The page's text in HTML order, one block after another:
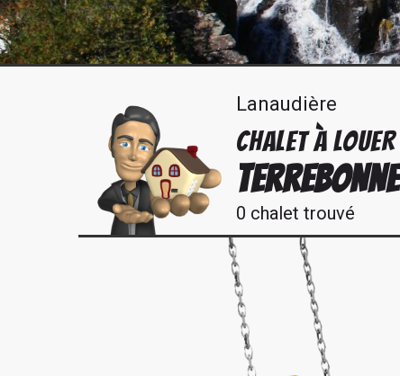
Lanaudière
CHALET À LOUER
TERREBONNE
0 chalet trouvé